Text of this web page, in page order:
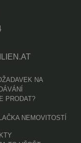
NA
PRODAT?
NEMOVITOSTÍ